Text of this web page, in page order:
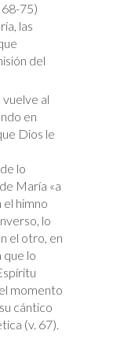
68-75)
las
del
vuelve al
en
Dios le
lo
María «a
el himno
lo
el otro, en
que lo
momento
cántico
(v. 67).